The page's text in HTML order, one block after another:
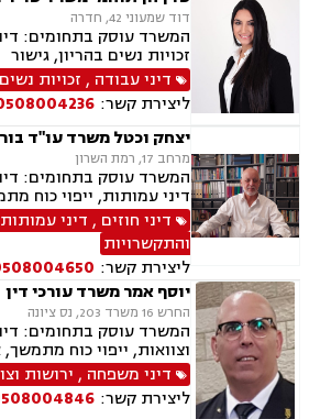
ירושות וצוואות, אגודות
וקיבוצים, הסדרת נחלות,
הסכמים משפחתיים,
דוד שמעוני 42, חדרה
המשרד עוסק בתחומים:
זכויות נשים בהריון, גישור
דיני עבודה , זכויות
ליצירת קשר:
יצחק וכטל משרד עו"ד
מרחב 17, רמת השרון
המשרד עוסק בתחומים:
דיני עמותות, ייפוי כוח
סדר דין אזרחי, חוקתי
נוטריון ובורר
דיני חוזים , דיני עמותות
והתקשרויות
ליצירת קשר:
יוסף אמר משרד עורכי דין
החרש 16 משרד 203, נס ציונה
המשרד עוסק בתחומים:
וצוואות, ייפוי כוח
חברות, דיני חוזים, חוקתי
סכסוך בין בעלי מניות,
לשון הרע, בוררות וגישור.
דיני משפחה , ירושות
ליצירת קשר: